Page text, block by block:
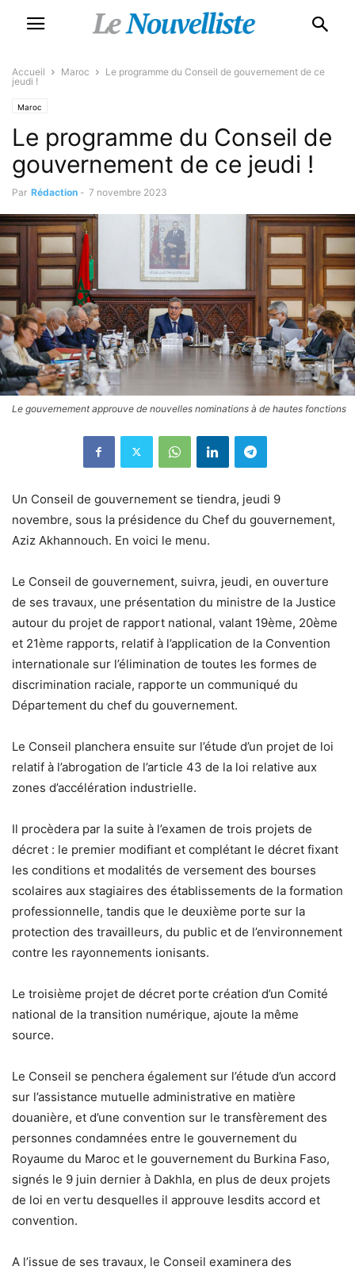
Accueil Maroc
Le programme du Conseil de gouvernement de ce
jeudi !
Maroc
Le programme du Conseil de
gouvernement de ce jeudi !
Par Rédaction - 7 novembre 2023
Le gouvernement approuve de nouvelles nominations à de hautes fonctions
Un Conseil de gouvernement se tiendra, jeudi 9
novembre, sous la présidence du Chef du gouvernement,
Aziz Akhannouch. En voici le menu.
Le Conseil de gouvernement, suivra, jeudi, en ouverture
de ses travaux, une présentation du ministre de la Justice
autour du projet de rapport national, valant 19ème, 20ème
et 21ème rapports, relatif à l’application de la Convention
internationale sur l’élimination de toutes les formes de
discrimination raciale, rapporte un communiqué du
Département du chef du gouvernement.
Le Conseil planchera ensuite sur l’étude d’un projet de loi
relatif à l’abrogation de l’article 43 de la loi relative aux
zones d’accélération industrielle.
Il procèdera par la suite à l’examen de trois projets de
décret : le premier modifiant et complétant le décret fixant
les conditions et modalités de versement des bourses
scolaires aux stagiaires des établissements de la formation
professionnelle, tandis que le deuxième porte sur la
protection des travailleurs, du public et de l’environnement
contre les rayonnements ionisants.
Le troisième projet de décret porte création d’un Comité
national de la transition numérique, ajoute la même
source.
Le Conseil se penchera également sur l’étude d’un accord
sur l’assistance mutuelle administrative en matière
douanière, et d’une convention sur le transfèrement des
personnes condamnées entre le gouvernement du
Royaume du Maroc et le gouvernement du Burkina Faso,
signés le 9 juin dernier à Dakhla, en plus de deux projets
de loi en vertu desquelles il approuve lesdits accord et
convention.
A l’issue de ses travaux, le Conseil examinera des